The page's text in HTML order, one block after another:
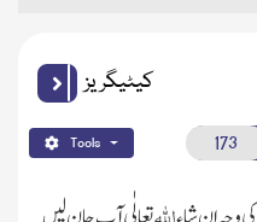
کیٹیگریز
Tools